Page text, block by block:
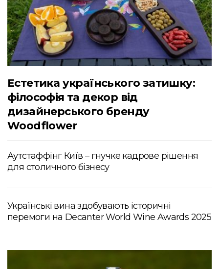
Естетика українського затишку:
філософія та декор від
дизайнерського бренду
Woodflower
Аутстаффінг Київ – гнучке кадрове рішення
для столичного бізнесу
Українські вина здобувають історичні
перемоги на Decanter World Wine Awards 2025